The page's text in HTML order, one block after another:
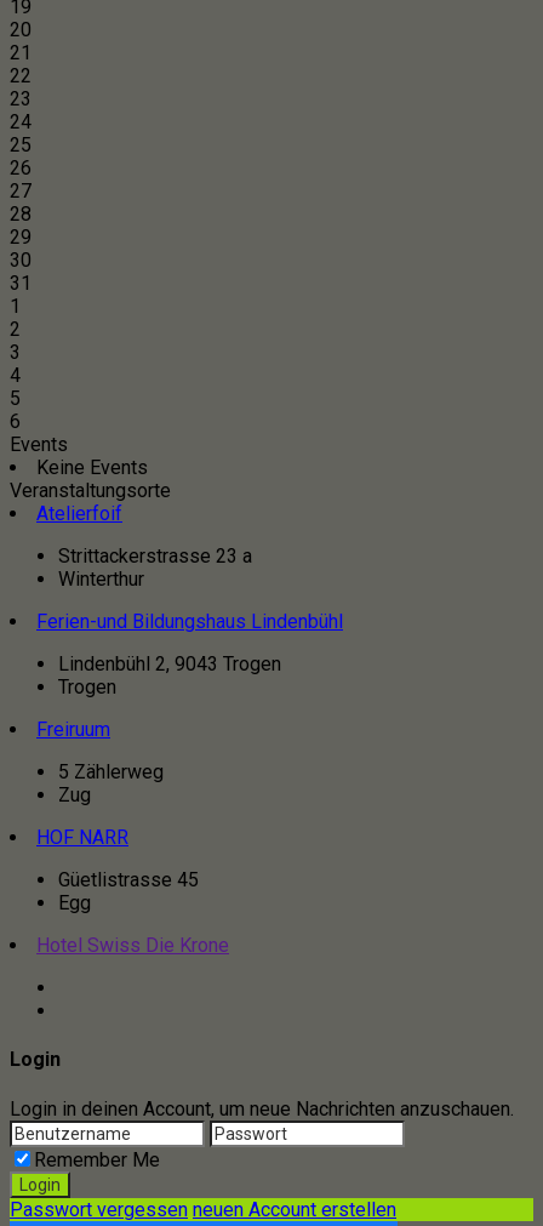
19
20
21
22
23
24
25
26
27
28
29
30
31
1
2
3
4
5
6
Events
Keine Events
Veranstaltungsorte
Atelierfoif
Strittackerstrasse 23 a
Winterthur
Ferien-und Bildungshaus Lindenbühl
Lindenbühl 2, 9043 Trogen
Trogen
Freiruum
5 Zählerweg
Zug
HOF NARR
Güetlistrasse 45
Egg
Hotel Swiss Die Krone
Login
Login in deinen Account, um neue Nachrichten anzuschauen.
Remember Me
Passwort vergessen neuen Account erstellen